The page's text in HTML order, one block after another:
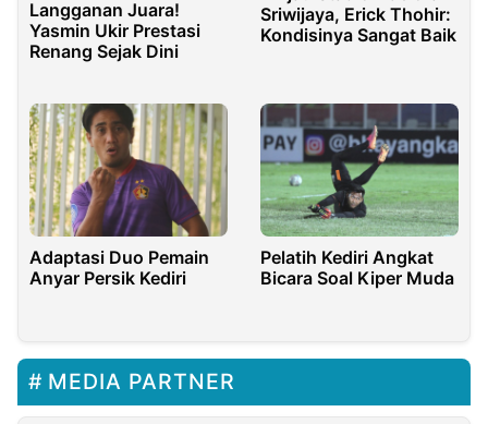
Langganan Juara!
Yasmin Ukir Prestasi
Renang Sejak Dini
Sriwijaya, Erick Thohir:
Kondisinya Sangat Baik
Adaptasi Duo Pemain
Anyar Persik Kediri
Pelatih Kediri Angkat
Bicara Soal Kiper Muda
MEDIA PARTNER